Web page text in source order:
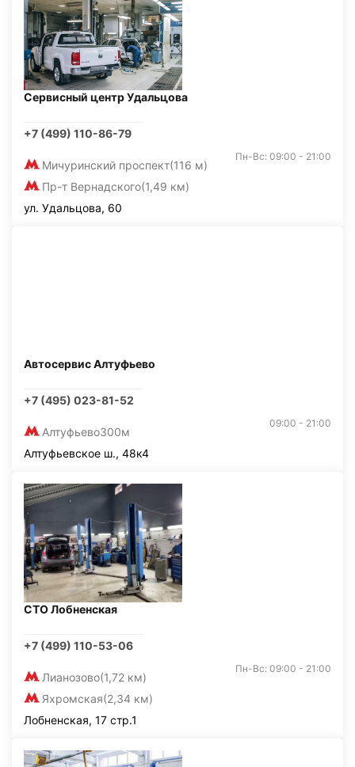
Сервисный центр Удальцова
+7 (499) 110-86-79
Мичуринский проспект(116 м)
Пр-т Вернадского(1,49 км)
Пн-Вс: 09:00 - 21:00
ул. Удальцова, 60
Автосервис Алтуфьево
+7 (495) 023-81-52
Алтуфьево300м
09:00 - 21:00
Алтуфьевское ш., 48к4
СТО Лобненская
+7 (499) 110-53-06
Лианозово(1,72 км)
Яхромская(2,34 км)
Пн-Вс: 09:00 - 21:00
Лобненская, 17 стр.1